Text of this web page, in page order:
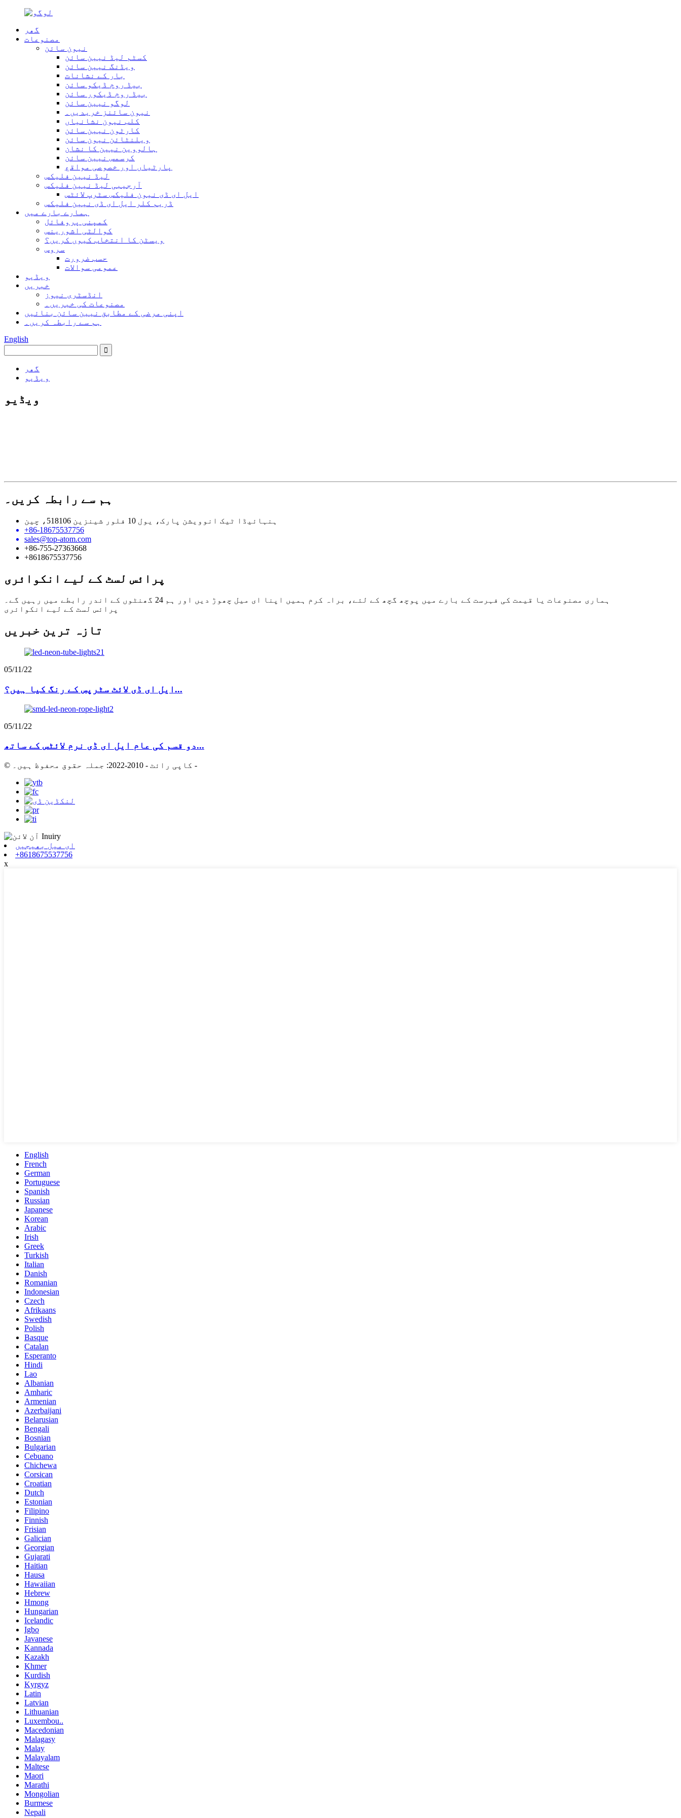
گھر
مصنوعات
نیون سائن
کسٹم لیڈ نیین سائن
ویڈنگ نیین سائن
بار کے نشانات
بیڈ روم ڈیکو سائن
بیڈ روم ڈیکور سائن
لوگو نیین سائن
نیون سائنز خریدیں۔
کلب نیون نشانیاں
کارٹون نیین سائن
ویلنٹائن نیون سائن
ہالووین نیین کا نشان
کرسمس نیین سائن
پارٹیاں اور خصوصی مواقع
لیڈ نیین فلیکس
آرجیبی لیڈ نیین فلیکس
ایل ای ڈی نیون فلیکس سٹرپ لائٹس
ڈریم کلر ایل ای ڈی نیین فلیکس
ہمارے بارے میں
کمپنی پروفائل
کوالٹی اشورینس
ویسٹن کا انتخاب کیوں کریں؟
سروس
حسب ضرورت
عمومی سوالات
ویڈیو
خبریں
انڈسٹری نیوز
مصنوعات کی خبریں۔
اپنی مرضی کے مطابق نیین سائن بنائیں
ہم سے رابطہ کریں۔
English
گھر
ویڈیو
ویڈیو
ہم سے رابطہ کریں۔
ہنہائیڈا ٹیک انوویشن پارک، یول 10 فلور شینزین 518106، چین
+86-18675537756
sales@top-atom.com
+86-755-27363668
+8618675537756
پرائس لسٹ کے لیے انکوائری
ہماری مصنوعات یا قیمت کی فہرست کے بارے میں پوچھ گچھ کے لئے، براہ کرم ہمیں اپنا ای میل چھوڑ دیں اور ہم 24 گھنٹوں کے اندر رابطے میں رہیں گے۔
پرائس لسٹ کے لیے انکوائری
تازہ ترین خبریں
05/11/22
ایل ای ڈی لائٹ سٹرپس کے رنگ کیا ہیں؟...
05/11/22
دو قسم کی عام ایل ای ڈی نرم لائٹس کے ساتھ...
© کاپی رائٹ - 2010-2022: جملہ حقوق محفوظ ہیں۔ -
ای میل بھیجیں
+8618675537756
x
English
French
German
Portuguese
Spanish
Russian
Japanese
Korean
Arabic
Irish
Greek
Turkish
Italian
Danish
Romanian
Indonesian
Czech
Afrikaans
Swedish
Polish
Basque
Catalan
Esperanto
Hindi
Lao
Albanian
Amharic
Armenian
Azerbaijani
Belarusian
Bengali
Bosnian
Bulgarian
Cebuano
Chichewa
Corsican
Croatian
Dutch
Estonian
Filipino
Finnish
Frisian
Galician
Georgian
Gujarati
Haitian
Hausa
Hawaiian
Hebrew
Hmong
Hungarian
Icelandic
Igbo
Javanese
Kannada
Kazakh
Khmer
Kurdish
Kyrgyz
Latin
Latvian
Lithuanian
Luxembou..
Macedonian
Malagasy
Malay
Malayalam
Maltese
Maori
Marathi
Mongolian
Burmese
Nepali